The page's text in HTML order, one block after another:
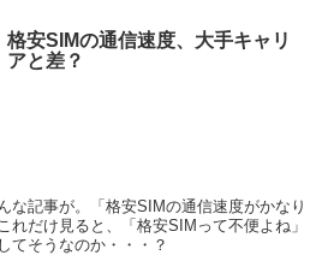
格安SIMの通信速度、大手キャリ
アと差？
な記事が。「格安SIMの通信速度がかなり
れだけ見ると、「格安SIMって不便よね」
てそうなのか・・・？